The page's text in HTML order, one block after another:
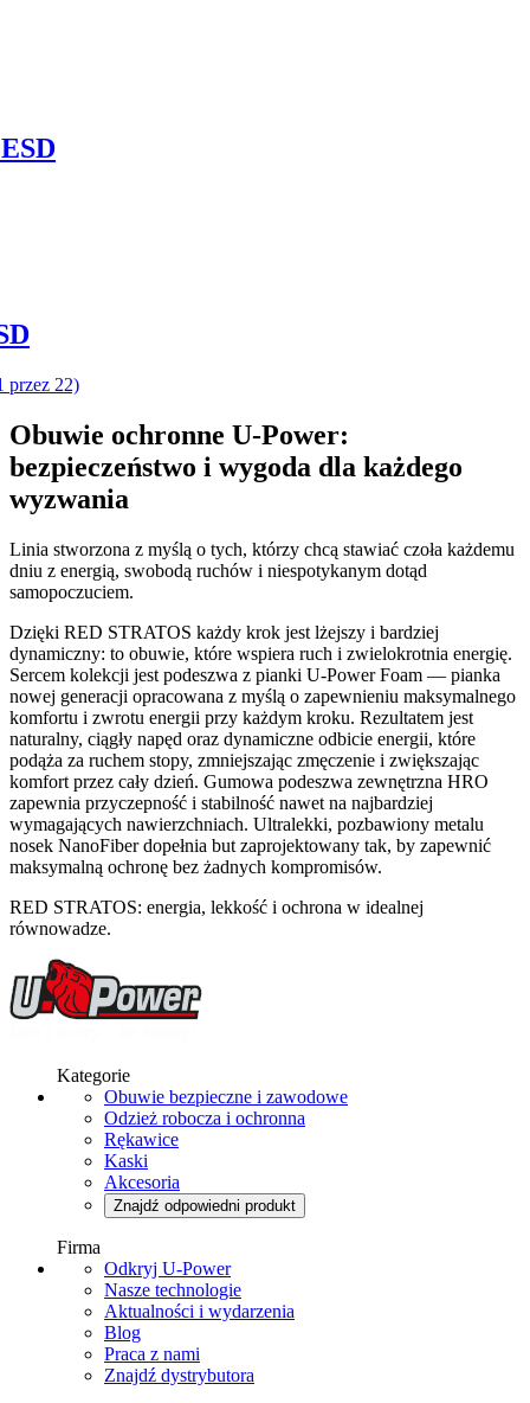
przez 22)
Obuwie ochronne U‑Power:
bezpieczeństwo i wygoda dla każdego
wyzwania
Linia stworzona z myślą o tych, którzy chcą stawiać czoła każdemu
dniu z energią, swobodą ruchów i niespotykanym dotąd
samopoczuciem.
Dzięki RED STRATOS każdy krok jest lżejszy i bardziej
dynamiczny: to obuwie, które wspiera ruch i zwielokrotnia energię.
Sercem kolekcji jest podeszwa z pianki U-Power Foam — pianka
nowej generacji opracowana z myślą o zapewnieniu maksymalnego
komfortu i zwrotu energii przy każdym kroku. Rezultatem jest
naturalny, ciągły napęd oraz dynamiczne odbicie energii, które
podąża za ruchem stopy, zmniejszając zmęczenie i zwiększając
komfort przez cały dzień. Gumowa podeszwa zewnętrzna HRO
zapewnia przyczepność i stabilność nawet na najbardziej
wymagających nawierzchniach. Ultralekki, pozbawiony metalu
nosek NanoFiber dopełnia but zaprojektowany tak, by zapewnić
maksymalną ochronę bez żadnych kompromisów.
RED STRATOS: energia, lekkość i ochrona w idealnej
równowadze.
Kategorie
Obuwie bezpieczne i zawodowe
Odzież robocza i ochronna
Rękawice
Kaski
Akcesoria
Znajdź odpowiedni produkt
Firma
Odkryj U-Power
Nasze technologie
Aktualności i wydarzenia
Blog
Praca z nami
Znajdź dystrybutora